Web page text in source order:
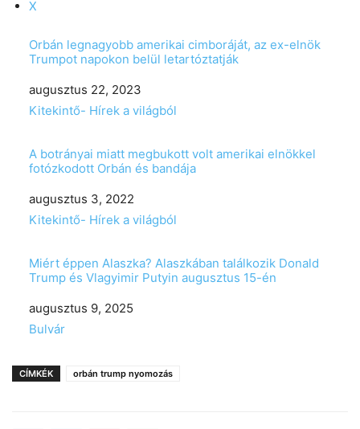
X
Orbán legnagyobb amerikai cimboráját, az ex-elnök
Trumpot napokon belül letartóztatják
Date
augusztus 22, 2023
In relation to
Kitekintő- Hírek a világból
A botrányai miatt megbukott volt amerikai elnökkel
fotózkodott Orbán és bandája
Date
augusztus 3, 2022
In relation to
Kitekintő- Hírek a világból
Miért éppen Alaszka? Alaszkában találkozik Donald
Trump és Vlagyimir Putyin augusztus 15-én
Date
augusztus 9, 2025
In relation to
Bulvár
CÍMKÉK orbán trump nyomozás